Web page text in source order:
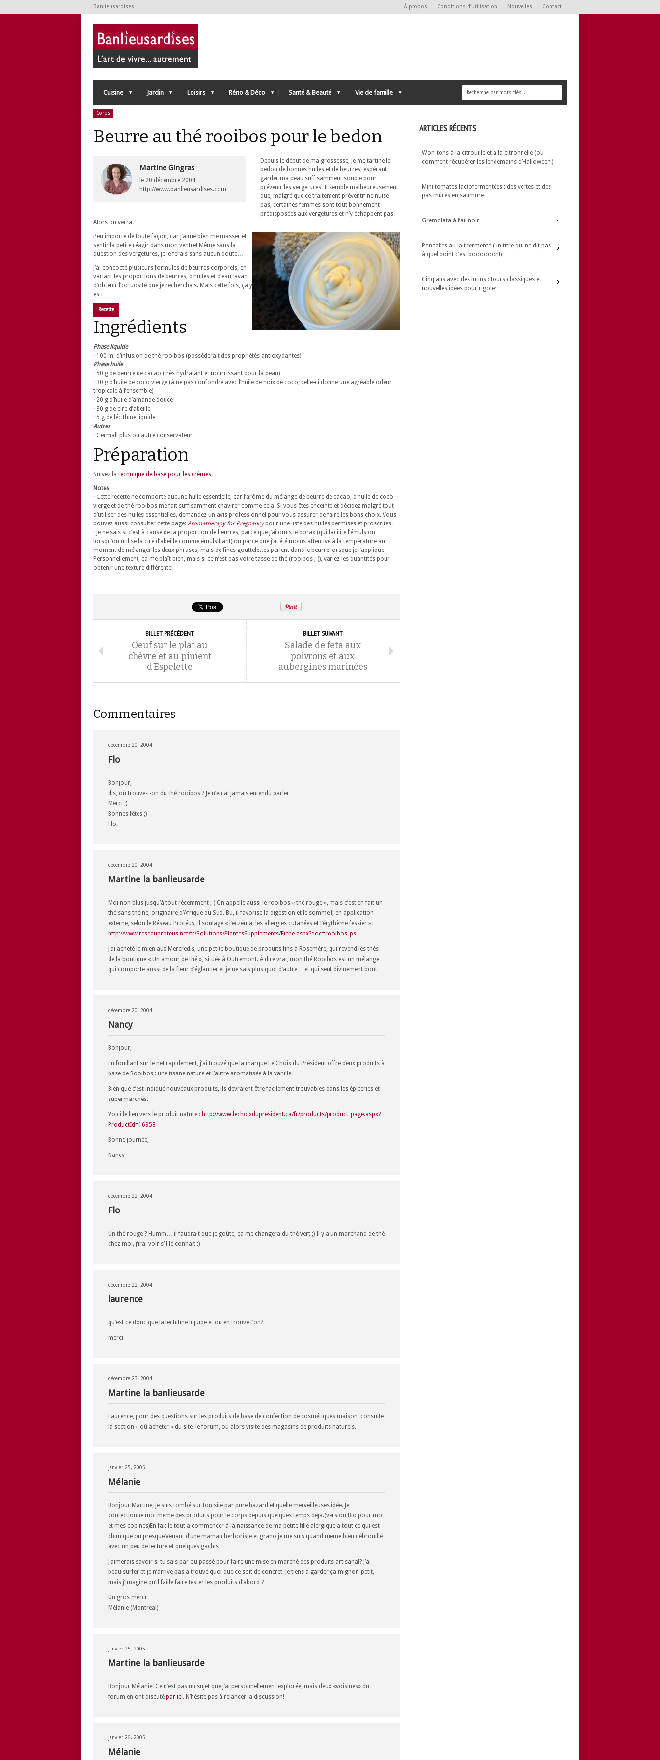
Banlieusardises À propos Conditions d’utilisation Nouvelles Contact
Cuisine Jardin Loisirs Réno & Déco Santé & Beauté Vie de famille
Corps
Beurre au thé rooibos pour le bedon
Martine Gingras
le 20 décembre 2004
http://www.banlieusardises.com
Depuis le début de ma grossesse, je me tartine le
bedon de bonnes huiles et de beurres, espérant
garder ma peau suffisamment souple pour
prévenir les vergetures. Il semble malheureusement
que, malgré que ce traitement préventif ne nuise
pas, certaines femmes sont tout bonnement
prédisposées aux vergetures et n’y échappent pas.
Alors on verra!
Peu importe de toute façon, car j’aime bien me masser et
sentir la petite réagir dans mon ventre! Même sans la
question des vergetures, je le ferais sans aucun doute…
J’ai concocté plusieurs formules de beurres corporels, en
variant les proportions de beurres, d’huiles et d’eau, avant
d’obtenir l’octuosité que je recherchais. Mais cette fois, ça y
est!
Recette
Ingrédients
Phase liquide
· 100 ml d’infusion de thé rooibos (possèderait des propriétés antioxydantes)
Phase huile
· 50 g de beurre de cacao (très hydratant et nourrissant pour la peau)
· 30 g d’huile de coco vierge (à ne pas confondre avec l’huile de noix de coco; celle-ci donne une agréable odeur
tropicale à l’ensemble)
· 20 g d’huile d’amande douce
· 30 g de cire d’abeille
· 5 g de lécithine liquide
Autres
· Germall plus ou autre conservateur
Préparation
Suivez la technique de base pour les crèmes.
Notes:
· Cette recette ne comporte aucune huile essentielle, car l’arôme du mélange de beurre de cacao, d’huile de coco
vierge et de thé rooibos me fait suffisamment chavirer comme cela. Si vous êtes enceinte et décidez malgré tout
d’utiliser des huiles essentielles, demandez un avis professionnel pour vous assurer de faire les bons choix. Vous
pouvez aussi consulter cette page: Aromatherapy for Pregnancypour une liste des huiles permises et proscrites.
· Je ne sais si c’est à cause de la proportion de beurres, parce que j’ai omis le borax (qui facilite l’émulsion
lorsqu’on utilise la cire d’abeille comme émulsifiant) ou parce que j’ai été moins attentive à la température au
moment de mélanger les deux phrases, mais de fines gouttelettes perlent dans le beurre lorsque je l’applique.
Personnellement, ça me plaît bien, mais si ce n’est pas votre tasse de thé (rooibos ;-)), variez les quantités pour
obtenir une texture différente!
BILLET PRÉCÉDENT
Oeuf sur le plat au
chèvre et au piment
d’Espelette
BILLET SUIVANT
Salade de feta aux
poivrons et aux
aubergines marinées
Commentaires
décembre 20, 2004
Flo
Bonjour,
dis, où trouve-t-on du thé rooibos ? Je n’en ai jamais entendu parler…
Merci ;)
Bonnes fêtes ;)
Flo.
décembre 20, 2004
Martine la banlieusarde
Moi non plus jusqu’à tout récemment ;-) On appelle aussi le rooibos « thé rouge », mais c’est en fait un
thé sans théine, originaire d’Afrique du Sud. Bu, il favorise la digestion et le sommeil; en application
externe, selon le Réseau Protéus, il soulage « l’eczéma, les allergies cutanées et l’érythème fessier »:
http://www.reseauproteus.net/fr/Solutions/PlantesSupplements/Fiche.aspx?doc=rooibos_ps
J’ai acheté le mien aux Mercredis, une petite boutique de produits fins à Rosemère, qui revend les thés
de la boutique « Un amour de thé », située à Outremont. À dire vrai, mon thé Rooibos est un mélange
qui comporte aussi de la fleur d’églantier et je ne sais plus quoi d’autre… et qui sent divinement bon!
décembre 20, 2004
Nancy
Bonjour,
En fouillant sur le net rapidement, j’ai trouvé que la marque Le Choix du Président offre deux produits à
base de Rooibos : une tisane nature et l’autre aromatisée à la vanille.
Bien que c’est indiqué nouveaux produits, ils devraient être facilement trouvables dans les épiceries et
supermarchés.
Voici le lien vers le produit nature : http://www.lechoixdupresident.ca/fr/products/product_page.aspx?
ProductId=16958
Bonne journée,
Nancy
décembre 22, 2004
Flo
Un thé rouge ? Humm… il faudrait que je goûte, ça me changera du thé vert ;) Il y a un marchand de thé
chez moi, j’irai voir s’il le connait :)
décembre 22, 2004
laurence
qu’est ce donc que la lechitine liquide et ou en trouve t’on?
merci
décembre 23, 2004
Martine la banlieusarde
Laurence, pour des questions sur les produits de base de confection de cosmétiques maison, consulte
la section « où acheter » du site, le forum, ou alors visite des magasins de produits naturels.
janvier 25, 2005
Mélanie
Bonjour Martine, Je suis tombé sur ton site par pure hazard et quelle merveilleuses idée. Je
confectionne moi même des produits pour le corps depuis quelques temps déja.(version Bio pour moi
et mes copines)En fait le tout a commencer à la naissance de ma petite fille alergique a tout ce qui est
chimique ou presque.Venant d’une maman herboriste et grano je me suis quand meme bien débrouillé
avec un peu de lecture et quelques gachis…
J’aimerais savoir si tu sais par ou passé pour faire une mise en marché des produits artisanal? J’ai
beau surfer et je n’arrive pas a trouvé quoi que ce soit de concret. Je tiens a garder ça mignon-petit,
mais j’imagine qu’il faille faire tester les produits d’abord ?
Un gros merci
Mélanie (Montreal)
janvier 25, 2005
Martine la banlieusarde
Bonjour Mélanie! Ce n’est pas un sujet que j’ai personnellement explorée, mais deux «voisines» du
forum en ont discuté par ici. N’hésite pas à relancer la discussion!
janvier 26, 2005
Mélanie
ARTICLES RÉCENTS
Won-tons à la citrouille et à la citronnelle (ou
comment récupérer les lendemains d’Halloween!)
Mini tomates lactofermentées : des vertes et des
pas mûres en saumure
Gremolata à l’ail noir
Pancakes au lait fermenté (un titre qui ne dit pas
à quel point c’est boooooon!)
Cinq ans avec des lutins : tours classiques et
nouvelles idées pour rigoler